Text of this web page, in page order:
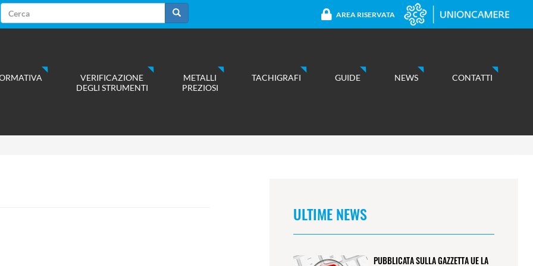
Form
di
Cerca
AREA RISERVATA
VERIFICAZIONE
DEGLI STRUMENTI
METALLI
PREZIOSI
TACHIGRAFI GUIDE NEWS CONTATTI
ULTIME NEWS
PUBBLICATA SULLA GAZZETTA UE LA